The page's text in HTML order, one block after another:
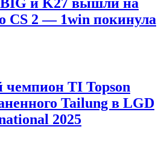
BIG и K27 вышли на
CS 2 — 1win покинула
TI Topson
Tailung в LGD
2025